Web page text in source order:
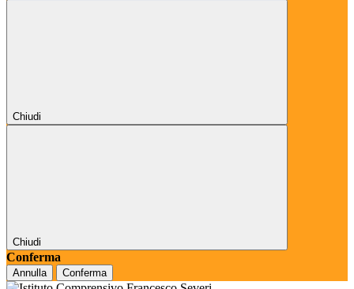
Chiudi
Chiudi
Conferma
Annulla Conferma